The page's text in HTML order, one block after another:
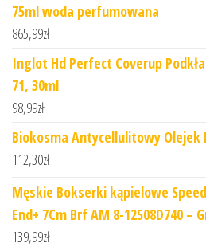
75ml woda perfumowana
865,99zł
Inglot Hd Perfect Coverup
71, 30ml
98,99zł
Biokosma Antycellulitowy Olejek
112,30zł
Męskie Bokserki kąpielowe
End+ 7Cm Brf AM 8-12508D740 –
139,99zł